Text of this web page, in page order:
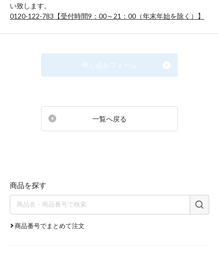
い致します。
0120-122-783【受付時間9：00～21：00（年末年始を除く）】
申し込みフォーム
一覧へ戻る
商品を探す
商品番号でまとめて注文